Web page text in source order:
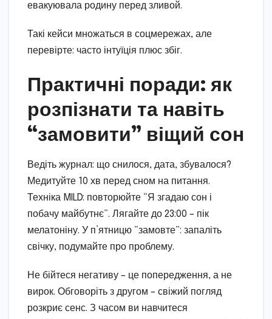
евакуювала родину перед зливой.
Такі кейси множаться в соцмережах, але
перевірте: часто інтуїція плюс збіг.
Практичні поради: як
розпізнати та навіть
“замовити” віщий сон
Ведіть журнал: що снилося, дата, збувалося?
Медитуйте 10 хв перед сном на питання.
Техніка MILD: повторюйте “Я згадаю сон і
побачу майбутнє”. Лягайте до 23:00 – пік
мелатоніну. У п’ятницю “замовте”: запаліть
свічку, подумайте про проблему.
Не бійтеся негативу – це попередження, а не
вирок. Обговоріть з другом – свіжий погляд
розкриє сенс. З часом ви навчитеся